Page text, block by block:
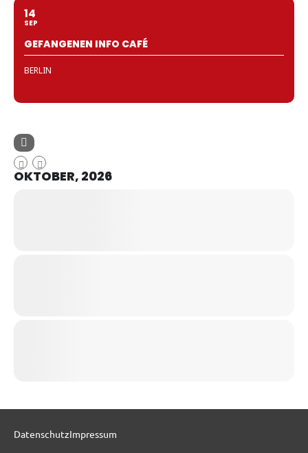
14
SEP
GEFANGENEN INFO CAFÉ
BERLIN
OKTOBER, 2026
DatenschutzImpressum